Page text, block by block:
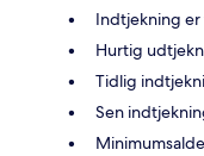
Indtjekning er
Hurtig
Tidlig
Sen